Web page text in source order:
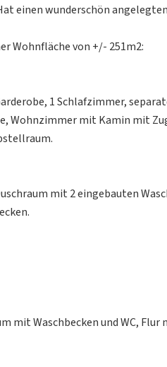
einen wunderschön
Wohnfläche von +/- 251m2:
1 Schlafzimmer,
Wohnzimmer mit Kamin mit
mit 2 eingebauten
mit Waschbecken und WC,